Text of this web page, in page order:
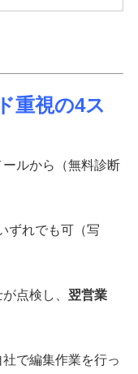
重視の4ス
ールから（無料診断
ずれでも可（写
点検し、 翌営業
で編集作業を行っ